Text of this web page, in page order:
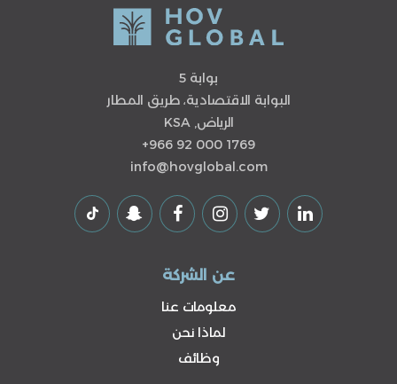
بوابة 5
البوابة الاقتصادية، طريق المطار
الرياض, KSA
+966 92 000 1769
info@hovglobal.com
عن الشركة
معلومات عنا
لماذا نحن
وظائف